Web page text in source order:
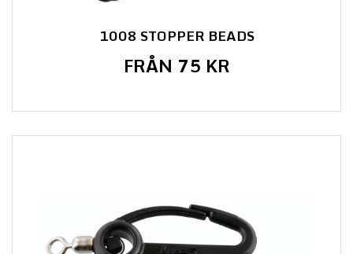
1008 STOPPER BEADS
FRÅN 75 KR